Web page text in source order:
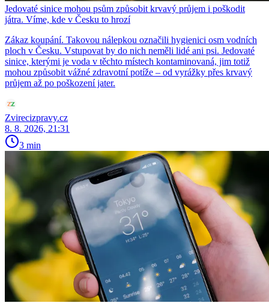
Jedovaté sinice mohou psům způsobit krvavý průjem i poškodit
játra. Víme, kde v Česku to hrozí
Zákaz koupání. Takovou nálepkou označili hygienici osm vodních
ploch v Česku. Vstupovat by do nich neměli lidé ani psi. Jedovaté
sinice, kterými je voda v těchto místech kontaminovaná, jim totiž
mohou způsobit vážné zdravotní potíže – od vyrážky přes krvavý
průjem až po poškození jater.
Zvirecizpravy.cz
8. 8. 2026, 21:31
3 min